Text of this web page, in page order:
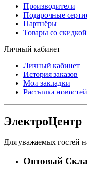
Производители
Подарочные
Партнёры
Товары со скидкой
Личный кабинет
Личный кабинет
История заказов
Мои закладки
Рассылка новостей
ЭлектроЦентр
Для уважаемых гостей
Оптовый